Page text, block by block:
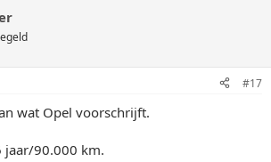
#17
wat Opel voorschrijft.
jaar/90.000 km.